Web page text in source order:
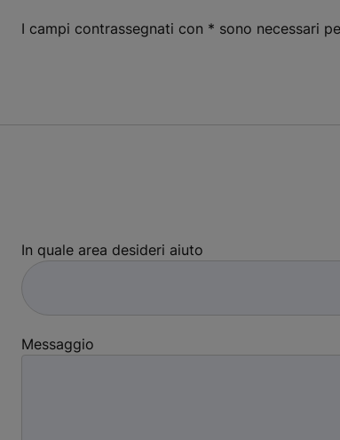
I campi contrassegnati con * sono necessari
In quale area desideri aiuto
Messaggio